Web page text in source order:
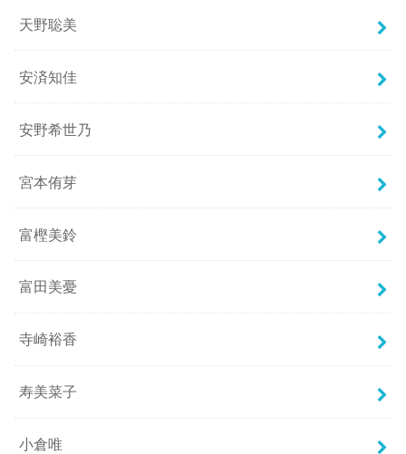
天野聡美
安済知佳
安野希世乃
宮本侑芽
富樫美鈴
富田美憂
寺崎裕香
寿美菜子
小倉唯